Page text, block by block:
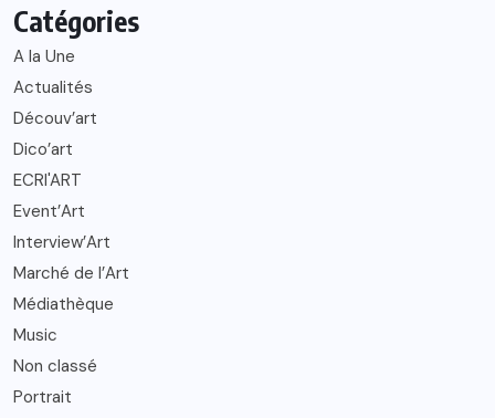
Catégories
A la Une
Actualités
Découv’art
Dico’art
ECRI'ART
Event’Art
Interview’Art
Marché de l’Art
Médiathèque
Music
Non classé
Portrait